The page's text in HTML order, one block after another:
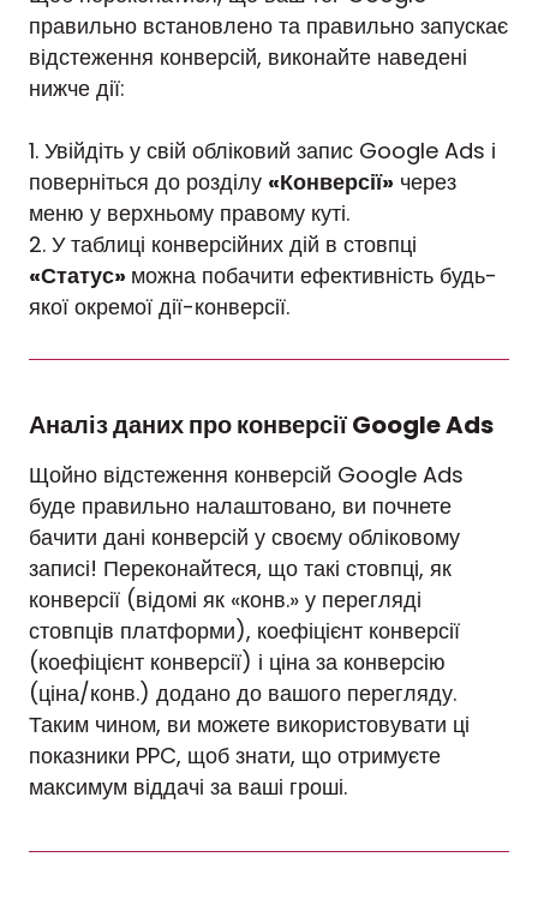
правильно встановлено та правильно запускає
відстеження конверсій, виконайте наведені
нижче дії:
1. Увійдіть у свій обліковий запис Google Ads і
поверніться до розділу «Конверсії» через
меню у верхньому правому куті.
2. У таблиці конверсійних дій в стовпці
«Статус» можна побачити ефективність будь-
якої окремої дії-конверсії.
Аналіз даних про конверсії Google Ads
Щойно відстеження конверсій Google Ads
буде правильно налаштовано, ви почнете
бачити дані конверсій у своєму обліковому
записі! Переконайтеся, що такі стовпці, як
конверсії (відомі як «конв.» у перегляді
стовпців платформи), коефіцієнт конверсії
(коефіцієнт конверсії) і ціна за конверсію
(ціна/конв.) додано до вашого перегляду.
Таким чином, ви можете використовувати ці
показники PPC, щоб знати, що отримуєте
максимум віддачі за ваші гроші.